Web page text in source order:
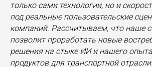
только сами технологии, но и
под реальные пользовательские
компаний. Рассчитываем, что наше
позволит проработать новые
решения на стыке ИИ и нашего
продуктов для транспортной